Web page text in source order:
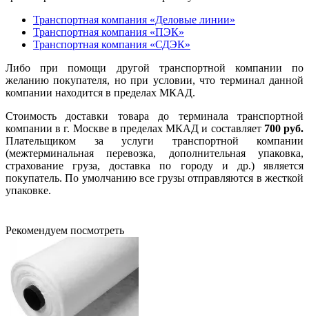
Транспортная компания «Деловые линии»
Транспортная компания «ПЭК»
Транспортная компания «СДЭК»
Либо при помощи другой транспортной компании по
желанию покупателя, но при условии, что терминал данной
компании находится в пределах МКАД.
Стоимость доставки товара до терминала транспортной
компании в г. Москве в пределах МКАД и составляет 700 руб.
Плательщиком за услуги транспортной компании
(межтерминальная перевозка, дополнительная упаковка,
страхование груза, доставка по городу и др.) является
покупатель. По умолчанию все грузы отправляются в жесткой
упаковке.
Рекомендуем посмотреть